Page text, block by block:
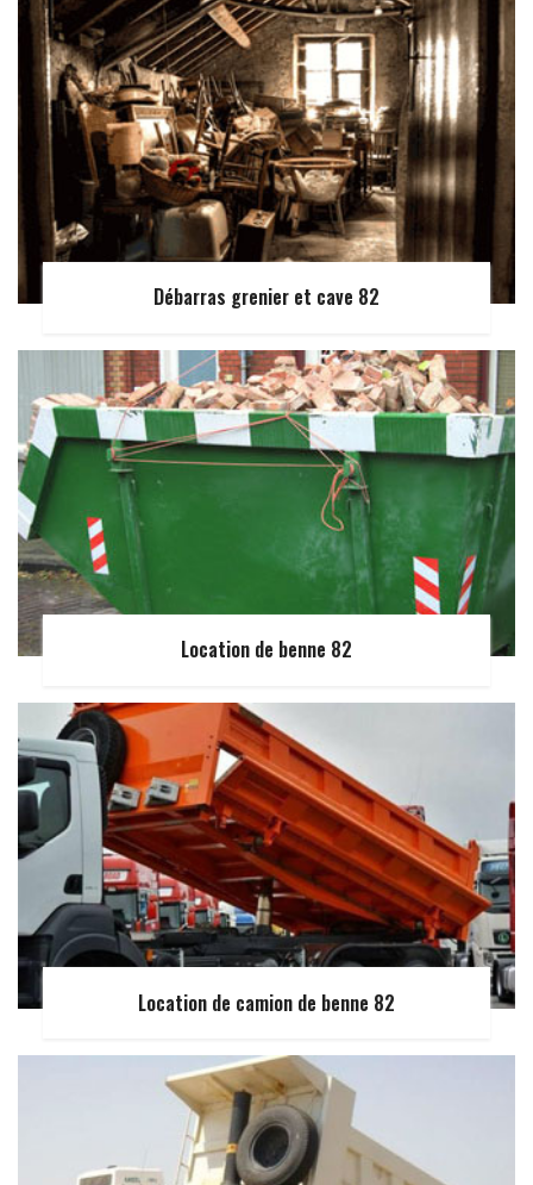
Débarras grenier et cave 82
Location de benne 82
Location de camion de benne 82